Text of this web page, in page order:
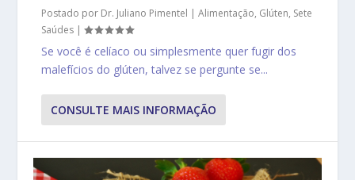
Postado por Dr. Juliano Pimentel |Alimentação, Glúten, Sete
Saúdes |
Se você é celíaco ou simplesmente quer fugir dos
malefícios do glúten, talvez se pergunte se...
CONSULTE MAIS INFORMAÇÃO